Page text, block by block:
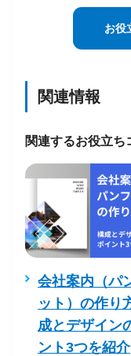
お役
関連情報
関連するお役立ち
会社案内（パ
ット）の作り
成とデザイン
ント3つを紹介